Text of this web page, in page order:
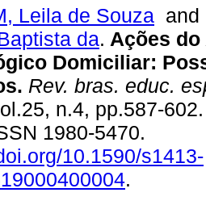
Leila de Souza
da. Ações
Domiciliar:
Rev. bras. educ.
n.4, pp.587-
1980-5470.
10.1590/s1413-
.